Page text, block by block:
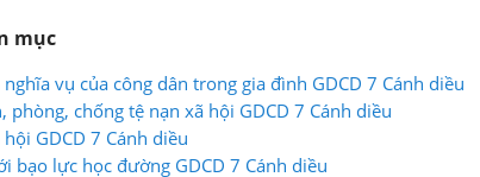
mục
vụ của công dân trong gia đình GDCD 7 Cánh diều
phòng, chống tệ nạn xã hội GDCD 7 Cánh diều
GDCD 7 Cánh diều
bạo lực học đường GDCD 7 Cánh diều